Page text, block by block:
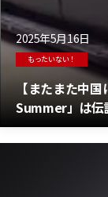
2025年5月16日
もったいない！
【またまた中
Summer」は伝